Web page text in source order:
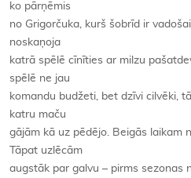
ko pārņēmis
no Grigorčuka, kurš šobrīd ir
noskaņoja
katrā spēlē cīnīties ar milzu
spēlē ne jau
komandu budžeti, bet dzīvi cilvēki,
katru maču
gājām kā uz pēdējo. Beigās laikam
Tāpat uzlēcām
augstāk par galvu – pirms sezonas